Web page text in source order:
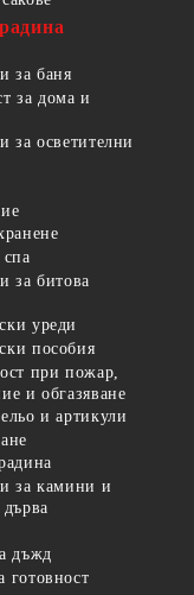
за баня
за дома и
за осветителни
за битова
уреди
пособия
при пожар,
и обгазяване
и артикули
за камини и
дъжд
готовност